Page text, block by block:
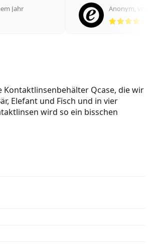
Jahr
5 aus 5
Anonym,
Qcase, die wir
Elefant und Fisch und in vier
wird so ein bisschen